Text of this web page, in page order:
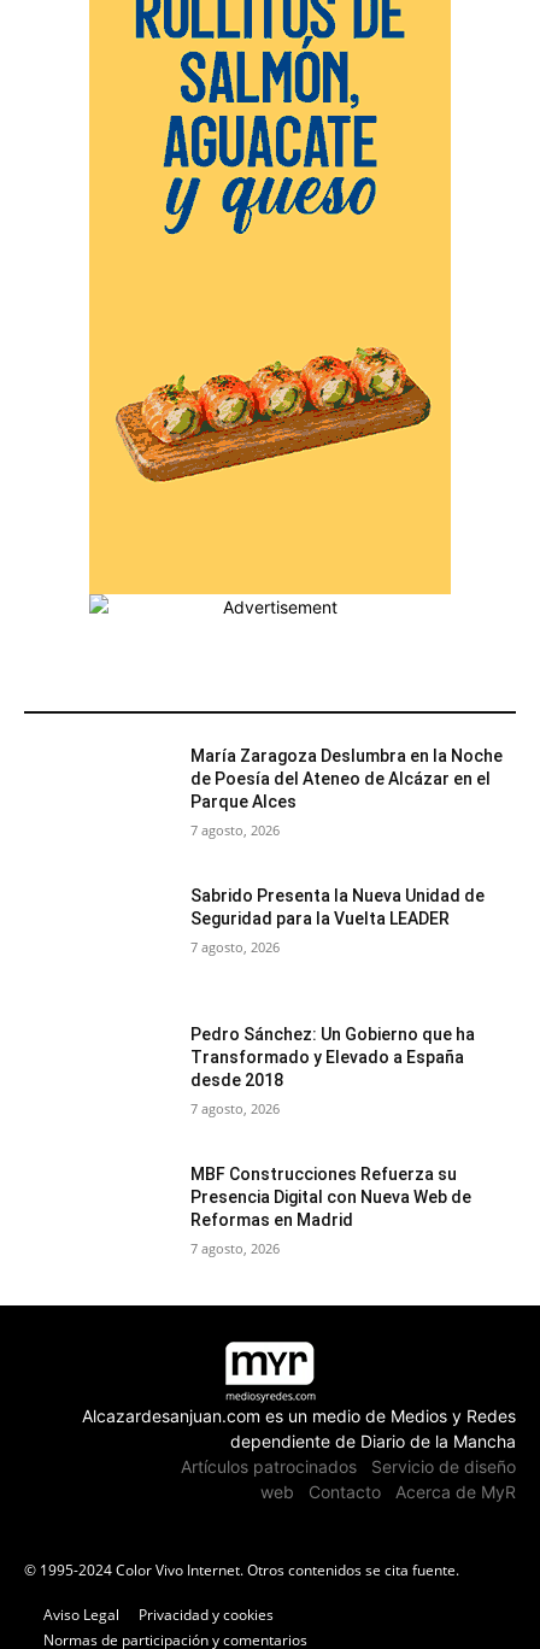
María Zaragoza Deslumbra en la Noche
de Poesía del Ateneo de Alcázar en el
Parque Alces
7 agosto, 2026
Sabrido Presenta la Nueva Unidad de
Seguridad para la Vuelta LEADER
7 agosto, 2026
Pedro Sánchez: Un Gobierno que ha
Transformado y Elevado a España
desde 2018
7 agosto, 2026
MBF Construcciones Refuerza su
Presencia Digital con Nueva Web de
Reformas en Madrid
7 agosto, 2026
Alcazardesanjuan.com es un medio de Medios y Redes
dependiente de Diario de la Mancha
Artículos patrocinados
Servicio de diseño
web
Contacto Acerca de MyR
© 1995-2024 Color Vivo Internet. Otros contenidos se cita fuente.
Aviso Legal
Privacidad y cookies
Normas de participación y comentarios